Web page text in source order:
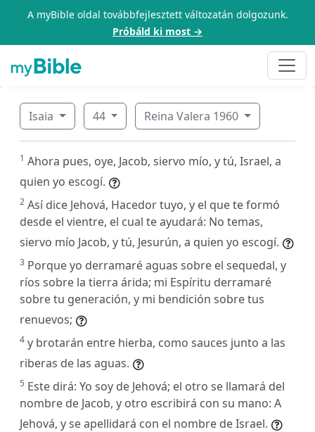
A myBible oldal továbbfejlesztett változatán dolgozunk.
Próbáld ki most →
Isaia 44 Reina Valera 1960
1 Ahora pues, oye, Jacob, siervo mío, y tú, Israel, a
quien yo escogí.
2 Así dice Jehová, Hacedor tuyo, y el que te formó
desde el vientre, el cual te ayudará: No temas,
siervo mío Jacob, y tú, Jesurún, a quien yo escogí.
3 Porque yo derramaré aguas sobre el sequedal, y
ríos sobre la tierra árida; mi Espíritu derramaré
sobre tu generación, y mi bendición sobre tus
renuevos;
4 y brotarán entre hierba, como sauces junto a las
riberas de las aguas.
5 Este dirá: Yo soy de Jehová; el otro se llamará del
nombre de Jacob, y otro escribirá con su mano: A
Jehová, y se apellidará con el nombre de Israel.